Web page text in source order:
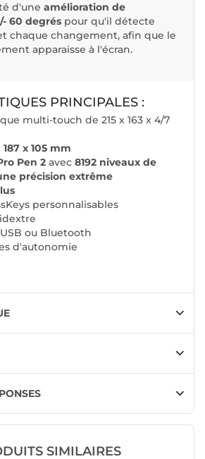
d'une amélioration de
60 degrés pour qu'il détecte
chaque changement, afin que le
apparaisse à l'écran.
PRINCIPALES :
multi-touch de 215 x 163 x 4/7
x 105 mm
Pen 2 avec 8192 niveaux de
précision extrême
personnalisables
ou Bluetooth
d'autonomie
SIMILAIRES